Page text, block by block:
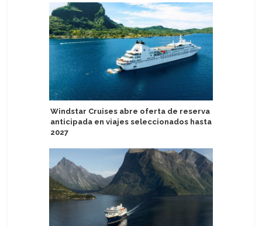
Windstar Cruises abre oferta de reserva
anticipada en viajes seleccionados hasta
2027